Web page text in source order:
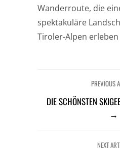
Wanderroute, die
spektakuläre
Tiroler-Alpen erleben
PREVIOUS
DIE SCHÖNSTEN
→
NEXT